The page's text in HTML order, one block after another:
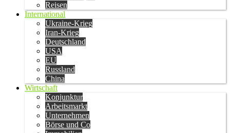
Reisen
International
Ukraine-Krieg
Iran-Krieg
Deutschland
USA
EU
Russland
China
Wirtschaft
Konjunktur
Arbeitsmarkt
Unternehmen
Börse und Co